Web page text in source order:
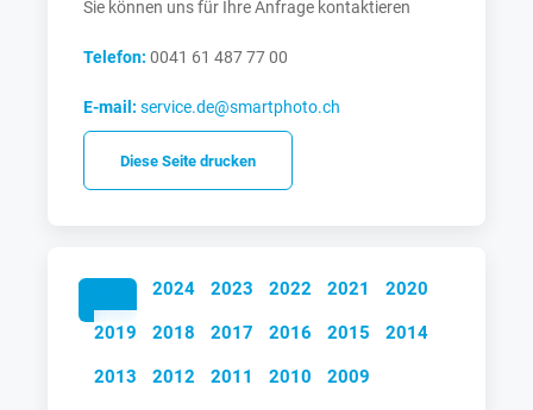
Sie können uns für Ihre Anfrage kontaktieren
Telefon: 0041 61 487 77 00
E-mail: service.de@smartphoto.ch
Diese Seite drucken
2025 2024 2023 2022 2021 2020
2019 2018 2017 2016 2015 2014
2013 2012 2011 2010 2009